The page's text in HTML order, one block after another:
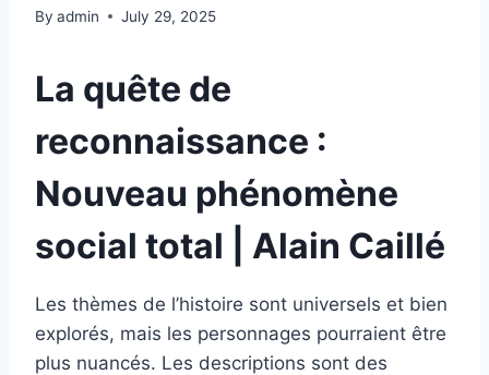
By admin July 29, 2025
La quête de
reconnaissance :
Nouveau phénomène
social total | Alain Caillé
Les thèmes de l’histoire sont universels et bien
explorés, mais les personnages pourraient être
plus nuancés. Les descriptions sont des